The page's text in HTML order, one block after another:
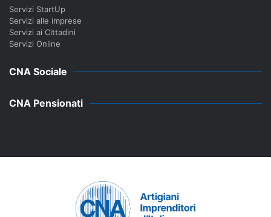
Servizi StartUp
Servizi alle imprese
Servizi ai Cittadini
Servizi Online
CNA Sociale
CNA Pensionati